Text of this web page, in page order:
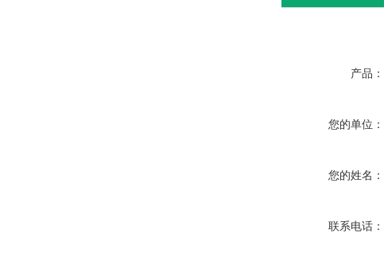
产品：
您的单位：
您的姓名：
联系电话：